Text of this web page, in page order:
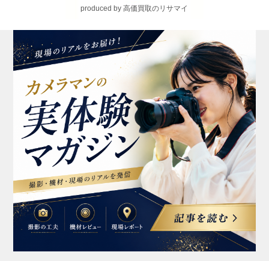
produced by 高価買取のリサマイ